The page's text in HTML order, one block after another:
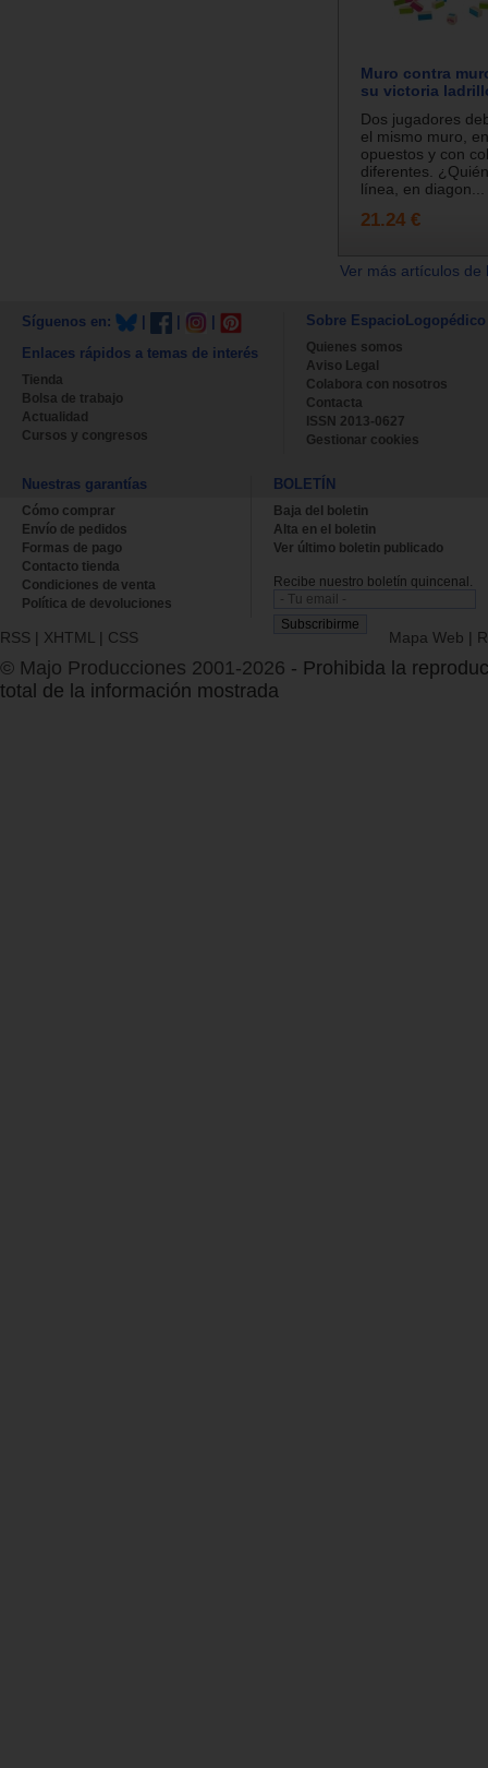
Muro contra
su victoria
Dos jugadores
el mismo muro,
opuestos y con
diferentes.
línea, en diagon...
21.24 €
Ver más artículos
Síguenos en:
Enlaces rápidos a temas de interés
Tienda
Bolsa de trabajo
Actualidad
Cursos y congresos
Sobre EspacioLogopédico
Quienes somos
Aviso Legal
Colabora con nosotros
Contacta
ISSN 2013-0627
Gestionar cookies
Nuestras garantías
Cómo comprar
Envío de pedidos
Formas de pago
Contacto tienda
Condiciones de venta
Política de devoluciones
BOLETÍN
Baja del boletin
Alta en el boletin
Ver último boletin publicado
Recibe nuestro boletín quincenal.
RSS | XHTML | CSS Mapa Web |
© Majo Producciones 2001-2026 - Prohibida la
total de la información mostrada